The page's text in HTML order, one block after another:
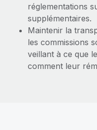
réglementations
supplémentaires.
Maintenir la
les commissions
veillant à ce que
comment leur